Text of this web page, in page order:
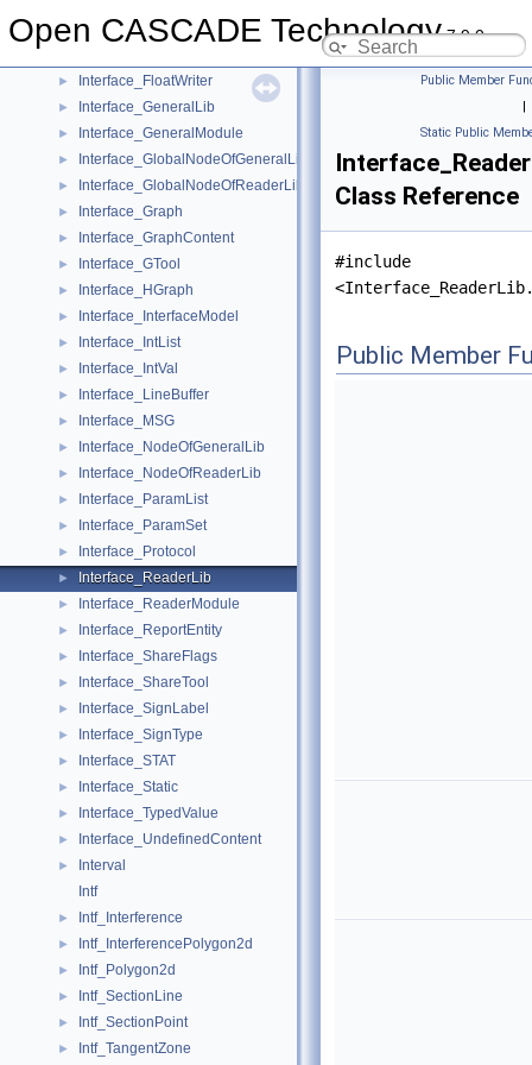
Open CASCADE Technology7.9.0
► Interface_FileReaderData
► Interface_FloatWriter
► Interface_GeneralLib
► Interface_GeneralModule
► Interface_GlobalNodeOfGeneralLib
► Interface_GlobalNodeOfReaderLib
► Interface_Graph
► Interface_GraphContent
► Interface_GTool
► Interface_HGraph
► Interface_InterfaceModel
► Interface_IntList
► Interface_IntVal
► Interface_LineBuffer
► Interface_MSG
► Interface_NodeOfGeneralLib
► Interface_NodeOfReaderLib
► Interface_ParamList
► Interface_ParamSet
► Interface_Protocol
► Interface_ReaderLib
► Interface_ReaderModule
► Interface_ReportEntity
► Interface_ShareFlags
► Interface_ShareTool
► Interface_SignLabel
► Interface_SignType
► Interface_STAT
► Interface_Static
► Interface_TypedValue
► Interface_UndefinedContent
►
Interval
Intf
► Intf_Interference
► Intf_InterferencePolygon2d
► Intf_Polygon2d
► Intf_SectionLine
► Intf_SectionPoint
► Intf_TangentZone
Public Member
|
Static Public
Class Reference
#include
Public Member